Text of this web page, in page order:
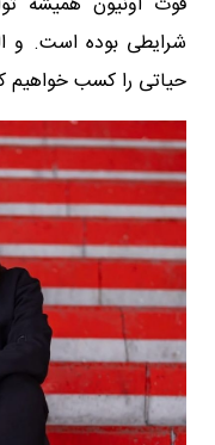
شرایطی بوده است. و
حیاتی را کسب خواهیم